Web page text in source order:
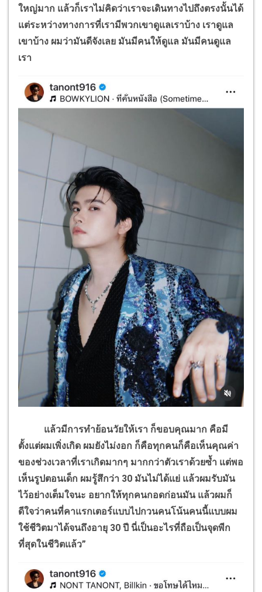
ใหญ่มาก แล้วก็เราไม่คิดว่าเราจะเดินทางไปถึงตรงนั้นได้
แต่ระหว่างทางการที่เรามีพวกเขาดูแลเราบ้าง เราดูแล
เขาบ้าง ผมว่ามันดีจังเลย มันมีคนให้ดูแล มันมีคนดูแล
เรา
แล้วมีการทำย้อนวัยให้เรา ก็ขอบคุณมาก คือมี
ตั้งแต่ผมเพิ่งเกิด ผมยังไม่งอก ก็คือทุกคนก็คือเห็นคุณค่า
ของช่วงเวลาที่เราเกิดมากๆ มากกว่าตัวเราด้วยซ้ำ แต่พอ
เห็นรูปตอนเด็ก ผมรู้สึกว่า 30 มันไม่ได้แย่ แล้วผมรับมัน
ไว้อย่างเต็มใจนะ อยากให้ทุกคนกอดก่อนมัน แล้วผมก็
ดีใจว่าคนที่คาแรกเตอร์แบบไปกวนคนโน้นคนนี้แบบผม
ใช้ชีวิตมาได้จนถึงอายุ 30 ปี นี่เป็นอะไรที่ถือเป็นจุดพีก
ที่สุดในชีวิตแล้ว”